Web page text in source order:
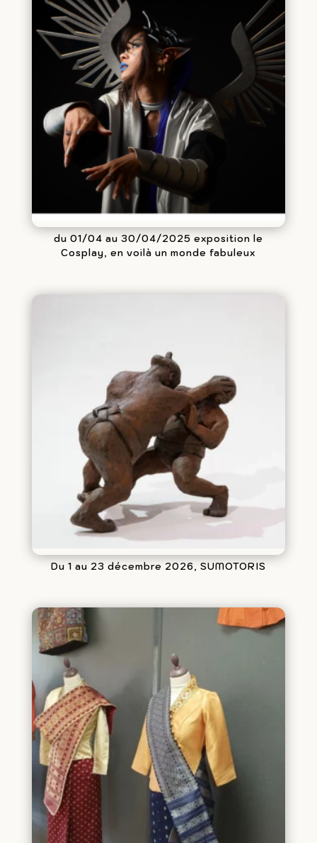
du 01/04 au 30/04/2025 exposition le
Cosplay, en voilà un monde fabuleux
Du 1 au 23 décembre 2026, SUMOTORIS